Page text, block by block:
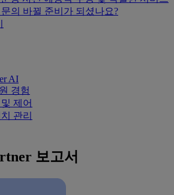
의 바뀔 준비가 되셨나요?
AI
경험
제어
관리
보고서